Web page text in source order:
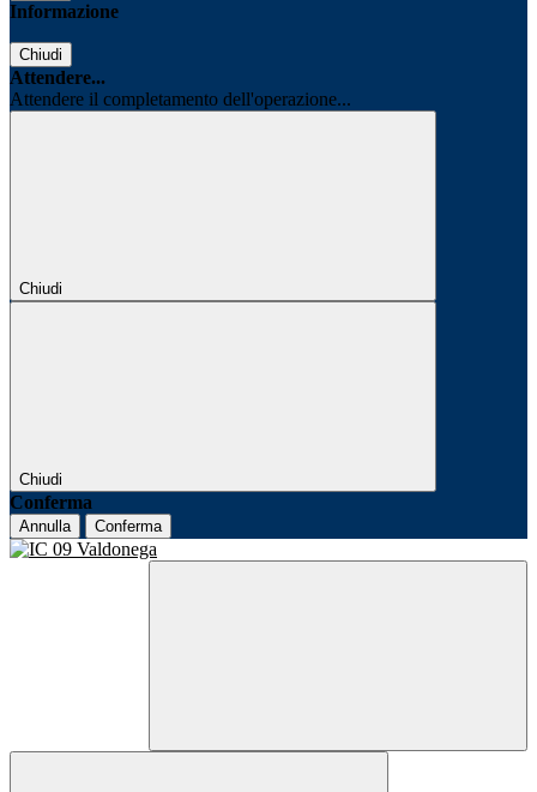
Informazione
Chiudi
Attendere...
Attendere il completamento dell'operazione...
Chiudi
Chiudi
Conferma
Annulla Conferma